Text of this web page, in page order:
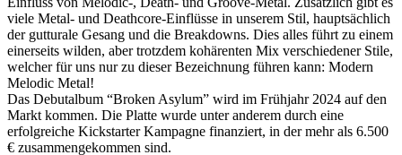
viele Metal- und Deathcore-Einflüsse in unserem Stil, hauptsächlich
der gutturale Gesang und die Breakdowns. Dies alles führt zu einem
einerseits wilden, aber trotzdem kohärenten Mix verschiedener Stile,
welcher für uns nur zu dieser Bezeichnung führen kann: Modern
Melodic Metal!
Das Debutalbum “Broken Asylum” wird im Frühjahr 2024 auf den
Markt kommen. Die Platte wurde unter anderem durch eine
erfolgreiche Kickstarter Kampagne finanziert, in der mehr als 6.500
€ zusammengekommen sind.